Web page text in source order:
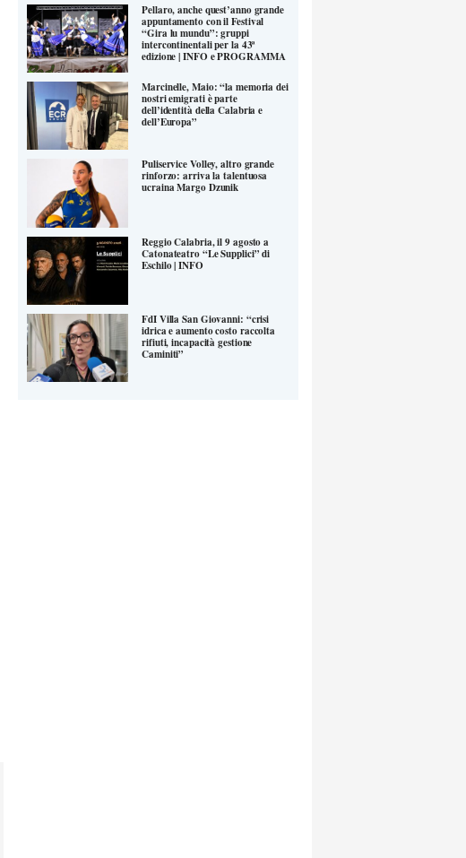
Pellaro, anche quest’anno grande
appuntamento con il Festival
“Gira lu mundu”: gruppi
intercontinentali per la 43ª
edizione | INFO e PROGRAMMA
Marcinelle, Maio: “la memoria dei
nostri emigrati è parte
dell’identità della Calabria e
dell’Europa”
Puliservice Volley, altro grande
rinforzo: arriva la talentuosa
ucraina Margo Dzunik
Reggio Calabria, il 9 agosto a
Catonateatro “Le Supplici” di
Eschilo | INFO
FdI Villa San Giovanni: “crisi
idrica e aumento costo raccolta
rifiuti, incapacità gestione
Caminiti”